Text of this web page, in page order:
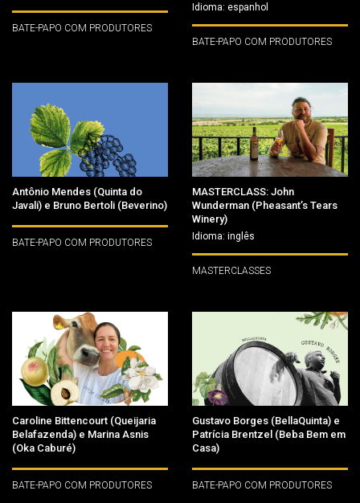
BATE-PAPO COM PRODUTORES
Idioma: espanhol
BATE-PAPO COM PRODUTORES
Antônio Mendes (Quinta do
Javali) e Bruno Bertoli (Beverino)
BATE-PAPO COM PRODUTORES
MASTERCLASS: John
Wunderman (Pheasant’s Tears
Winery)
Idioma: inglês
MASTERCLASSES
Caroline Bittencourt (Queijaria
Belafazenda) e Marina Asnis
(Oka Caburé)
BATE-PAPO COM PRODUTORES
Gustavo Borges (BellaQuinta) e
Patrícia Brentzel (Beba Bem em
Casa)
BATE-PAPO COM PRODUTORES